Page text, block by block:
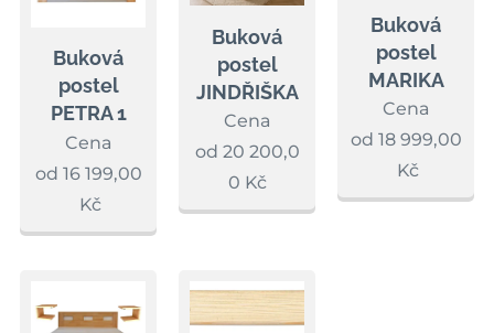
Buková
postel
PETRA 1
Cena
od 16 199,00
Kč
Buková
postel
JINDŘIŠKA
Cena
od 20 200,0
0 Kč
Buková
postel
MARIKA
Cena
od 18 999,00
Kč